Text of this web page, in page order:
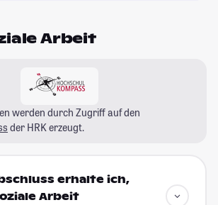
Arbeit
werden durch Zugriff auf den
der HRK erzeugt.
erhalte ich,
Arbeit